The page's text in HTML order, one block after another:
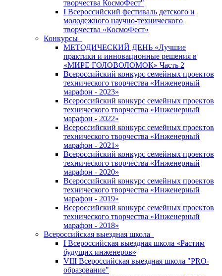
творчества КосмоФест"
I Всероссийский фестиваль детского и
молодежного научно-технического
творчества «КосмоФест»
Конкурсы
МЕТОДИЧЕСКИЙ ДЕНЬ «Лучшие
практики и инновационные решения в
«МИРЕ ГОЛОВОЛОМОК» Часть 2
Всероссийский конкурс семейных проектов
технического творчества «Инженерный
марафон - 2023»
Всероссийский конкурс семейных проектов
технического творчества «Инженерный
марафон - 2022»
Всероссийский конкурс семейных проектов
технического творчества «Инженерный
марафон - 2021»
Всероссийский конкурс семейных проектов
технического творчества «Инженерный
марафон - 2020»
Всероссийский конкурс семейных проектов
технического творчества «Инженерный
марафон - 2019»
Всероссийский конкурс семейных проектов
технического творчества «Инженерный
марафон - 2018»
Всероссийская выездная школа
I Всероссийская выездная школа «Растим
будущих инженеров»
VIII Всероссийская выездная школа "PRO-
образование"